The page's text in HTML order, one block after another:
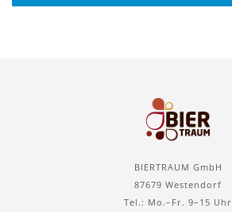
BIERTRAUM GmbH
87679 Westendorf
Tel.: Mo.–Fr. 9–15 Uhr